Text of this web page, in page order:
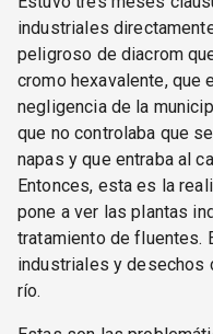
industriales
peligroso de diacrom
cromo hexavalente, que
negligencia de la
que no controlaba que
napas y que entraba al
Entonces, esta es la
pone a ver las plantas
tratamiento de fluentes.
industriales y desechos
río.